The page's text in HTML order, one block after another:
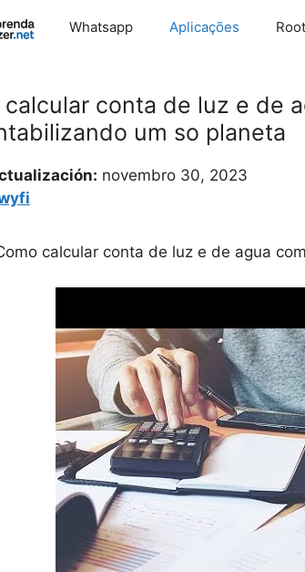
Whatsapp Aplicações Root
calcular conta de luz e de
um so planeta
novembro 30, 2023
calcular conta de luz e de agua